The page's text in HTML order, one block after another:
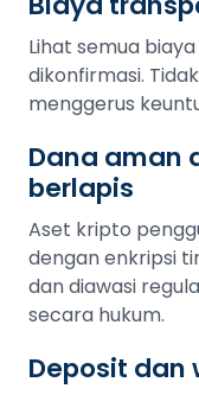
Lihat semua
dikonfirmasi.
menggerus
Dana aman
berlapis
Aset kripto
dengan enkripsi
dan diawasi
secara hukum.
Deposit dan